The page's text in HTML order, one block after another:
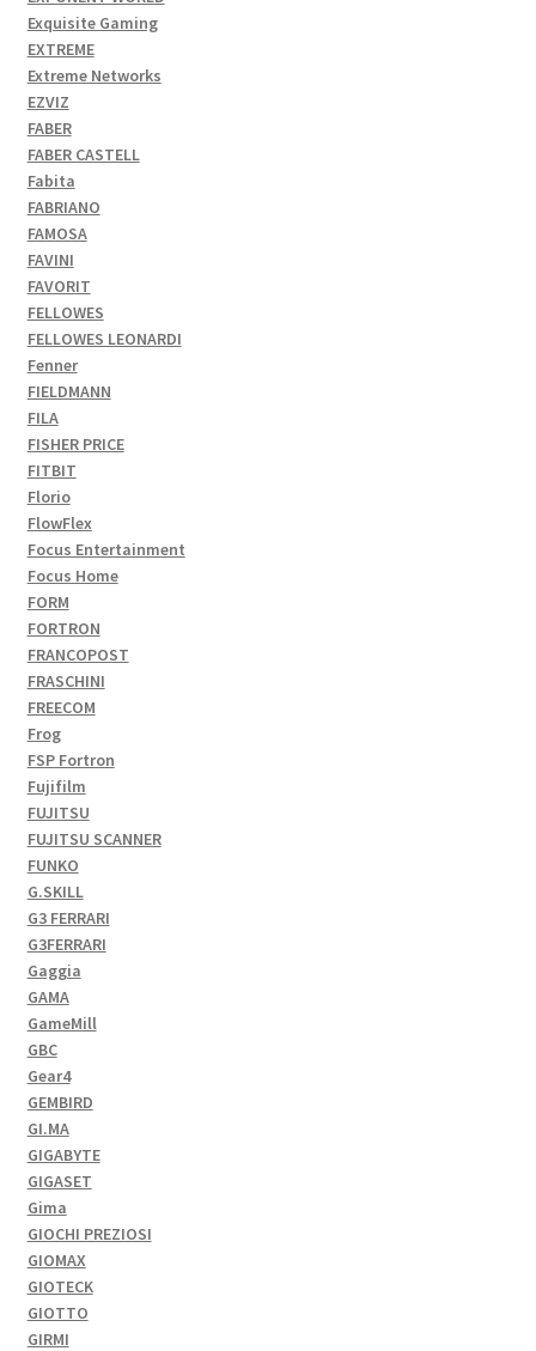
Exquisite Gaming
EXTREME
Extreme Networks
EZVIZ
FABER
FABER CASTELL
Fabita
FABRIANO
FAMOSA
FAVINI
FAVORIT
FELLOWES
FELLOWES LEONARDI
Fenner
FIELDMANN
FILA
FISHER PRICE
FITBIT
Florio
FlowFlex
Focus Entertainment
Focus Home
FORM
FORTRON
FRANCOPOST
FRASCHINI
FREECOM
Frog
FSP Fortron
Fujifilm
FUJITSU
FUJITSU SCANNER
FUNKO
G.SKILL
G3 FERRARI
G3FERRARI
Gaggia
GAMA
GameMill
GBC
Gear4
GEMBIRD
GI.MA
GIGABYTE
GIGASET
Gima
GIOCHI PREZIOSI
GIOMAX
GIOTECK
GIOTTO
GIRMI